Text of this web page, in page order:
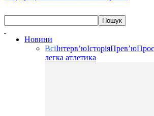
Новини
ВсіІнтерв’юІсторіяПрев’ю
легка атлетика